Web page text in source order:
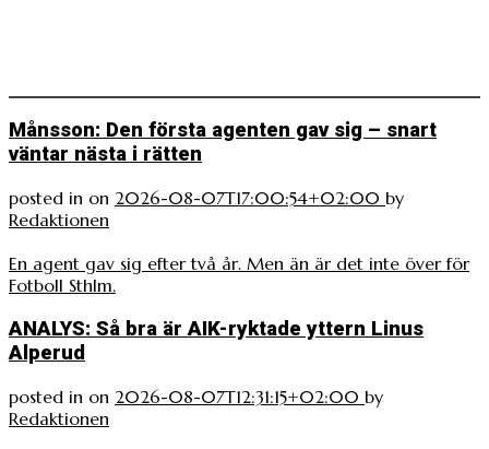
Månsson: Den första agenten gav sig – snart
väntar nästa i rätten
posted in on 2026-08-07T17:00:54+02:00 by
Redaktionen
En agent gav sig efter två år. Men än är det inte över för
Fotboll Sthlm.
ANALYS: Så bra är AIK-ryktade yttern Linus
Alperud
posted in on 2026-08-07T12:31:15+02:00 by
Redaktionen